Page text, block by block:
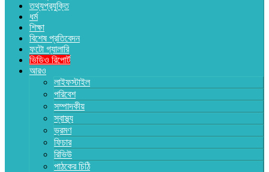
তথ্যপ্রযুক্তি
ধর্ম
শিক্ষা
বিশেষ প্রতিবেদন
ফটো গ্যালারি
ভিডিও রিপোর্ট
আরও
লাইফস্টাইল
পরিবেশ
সম্পাদকীয়
স্বাস্থ্য
ভ্রমণ
ফিচার
রিভিউ
পাঠকের চিঠি